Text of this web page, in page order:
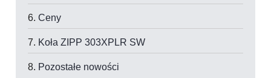
Ceny
Koła ZIPP 303XPLR SW
Pozostałe nowości